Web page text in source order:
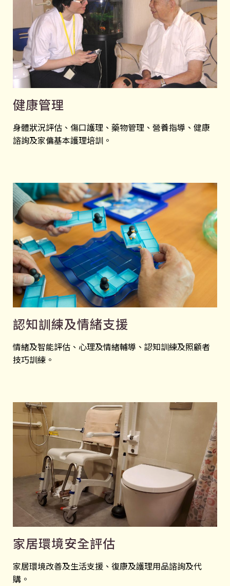
健康管理
身體狀況評估、傷口護理、藥物管理、營養指導、健康
諮詢及家傭基本護理培訓。
認知訓練及情緒支援
情緒及智能評估、心理及情緒輔導、認知訓練及照顧者
技巧訓練。
家居環境安全評估
家居環境改善及生活支援、復康及護理用品諮詢及代
購。